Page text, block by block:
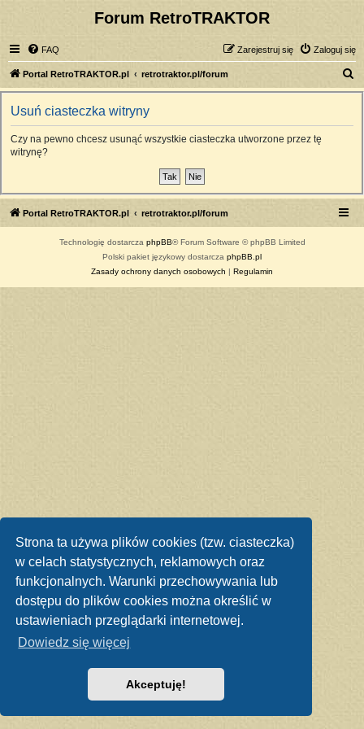
Strona ta używa plików cookies (tzw. ciasteczka)
w celach statystycznych, reklamowych oraz
funkcjonalnych. Warunki przechowywania lub
dostępu do plików cookies można określić w
ustawieniach przeglądarki internetowej.
Dowiedz się więcej
Akceptuję!
Forum RetroTRAKTOR
FAQ Zaloguj się
Zarejestruj się
Portal RetroTRAKTOR.pl retrotraktor.pl/forum
z
Usuń ciasteczka witryny
Czy na pewno chcesz usunąć wszystkie ciasteczka utworzone przez tę
witrynę?
Portal RetroTRAKTOR.pl retrotraktor.pl/forum
Technologię dostarcza phpBB® Forum Software © phpBB Limited
Polski pakiet językowy dostarcza phpBB.pl
Zasady ochrony danych osobowych | Regulamin